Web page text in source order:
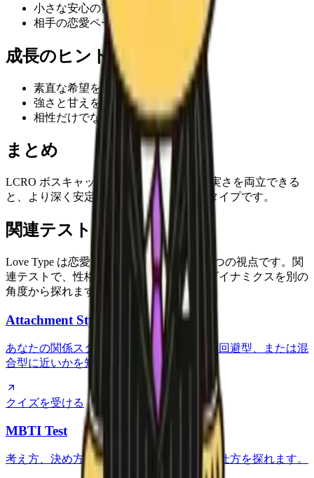
小さな安心の言葉を増やす
相手の恋愛ペースも確認する
成長のヒント
素直な希望を言葉にする
強さと甘えを両方許す
相性だけでなく日々の行動を見る
まとめ
LCRO ボスキャット は、自分らしさと誠実さを両立できる
と、より深く安定した恋愛を育てられるタイプです。
関連テストをもっと見る
Love Type は恋愛スタイルを理解するひとつの視点です。関
連テストで、性格、愛着、動機、関係のダイナミクスを別の
角度から探れます。
Attachment Style Quiz
あなたの関係スタイルが安定型、不安型、回避型、または混
合型に近いかを知ることができます。
クイズを受ける
MBTI Test
考え方、決め方、人との関わり方、充電の仕方を探れます。